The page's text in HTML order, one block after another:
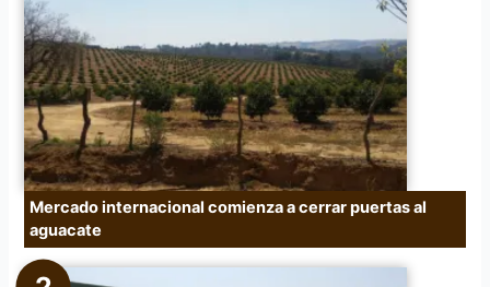
r
:
Mercado internacional comienza a cerrar puertas al
aguacate